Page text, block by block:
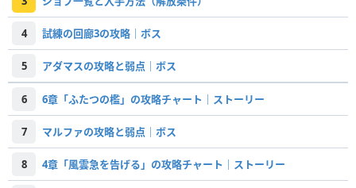
4 試練の回廊3の攻略｜ボス
5 アダマスの攻略と弱点｜ボス
6 6章「ふたつの檻」の攻略チャート｜ストーリー
7 マルファの攻略と弱点｜ボス
8 4章「風雲急を告げる」の攻略チャート｜ストーリー